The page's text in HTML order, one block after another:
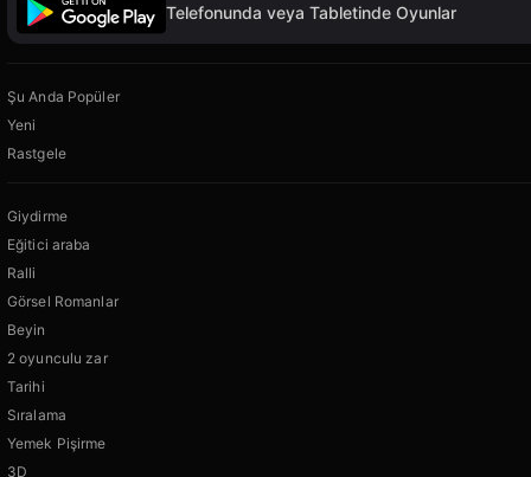
Telefonunda veya Tabletinde Oyunlar
Şu Anda Popüler
Yeni
Rastgele
Giydirme
Eğitici araba
Ralli
Görsel Romanlar
Beyin
2 oyunculu zar
Tarihi
Sıralama
Yemek Pişirme
3D